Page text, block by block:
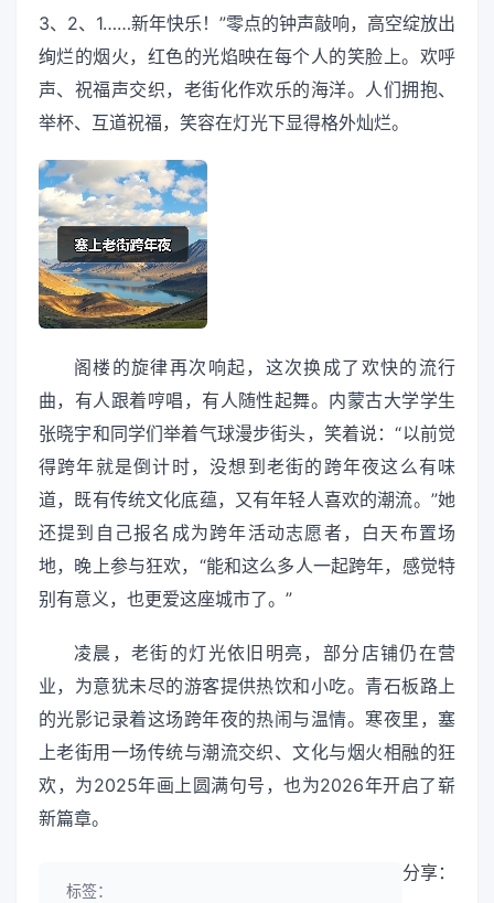
3、2、1……新年快乐！”零点的钟声敲响，高空绽放出
绚烂的烟火，红色的光焰映在每个人的笑脸上。欢呼
声、祝福声交织，老街化作欢乐的海洋。人们拥抱、
举杯、互道祝福，笑容在灯光下显得格外灿烂。
阁楼的旋律再次响起，这次换成了欢快的流行
曲，有人跟着哼唱，有人随性起舞。内蒙古大学学生
张晓宇和同学们举着气球漫步街头，笑着说：“以前觉
得跨年就是倒计时，没想到老街的跨年夜这么有味
道，既有传统文化底蕴，又有年轻人喜欢的潮流。”她
还提到自己报名成为跨年活动志愿者，白天布置场
地，晚上参与狂欢，“能和这么多人一起跨年，感觉特
别有意义，也更爱这座城市了。”
凌晨，老街的灯光依旧明亮，部分店铺仍在营
业，为意犹未尽的游客提供热饮和小吃。青石板路上
的光影记录着这场跨年夜的热闹与温情。寒夜里，塞
上老街用一场传统与潮流交织、文化与烟火相融的狂
欢，为2025年画上圆满句号，也为2026年开启了崭
新篇章。
分享：
标签：